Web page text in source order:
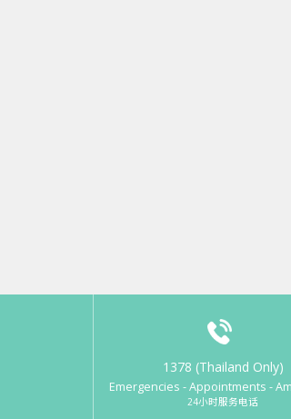
1378 (Thailand Only)
Emergencies - Appointments -
24小时服务电话